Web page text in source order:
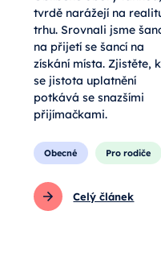
tvrdě narážejí na
trhu. Srovnali jsme
na přijetí se šancí na
získání místa. Zjistěte,
se jistota uplatnění
potkává se snazšími
přijímačkami.
Obecné Pro rodiče
Celý článek